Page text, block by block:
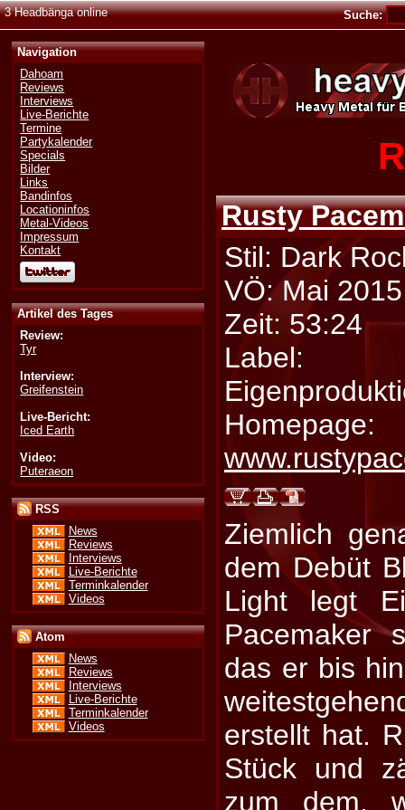
3 Headbänga online Suche:
Navigation
Dahoam
Reviews
Interviews
Live-Berichte
Termine
Partykalender
Specials
Bilder
Links
Bandinfos
Locationinfos
Metal-Videos
Impressum
Kontakt
Artikel des Tages
Review:
Tyr
Interview:
Greifenstein
Live-Bericht:
Iced Earth
Video:
Puteraeon
RSS
News
Reviews
Interviews
Live-Berichte
Terminkalender
Videos
Atom
News
Reviews
Interviews
Live-Berichte
Terminkalender
Videos
Rusty
Stil: Dark
VÖ: Mai 2015
Zeit: 53:24
Label:
Homepage:
Ziemlich
dem Debüt
Light legt
Pacemaker
das er bis
erstellt hat.
Stück und
zum dem,